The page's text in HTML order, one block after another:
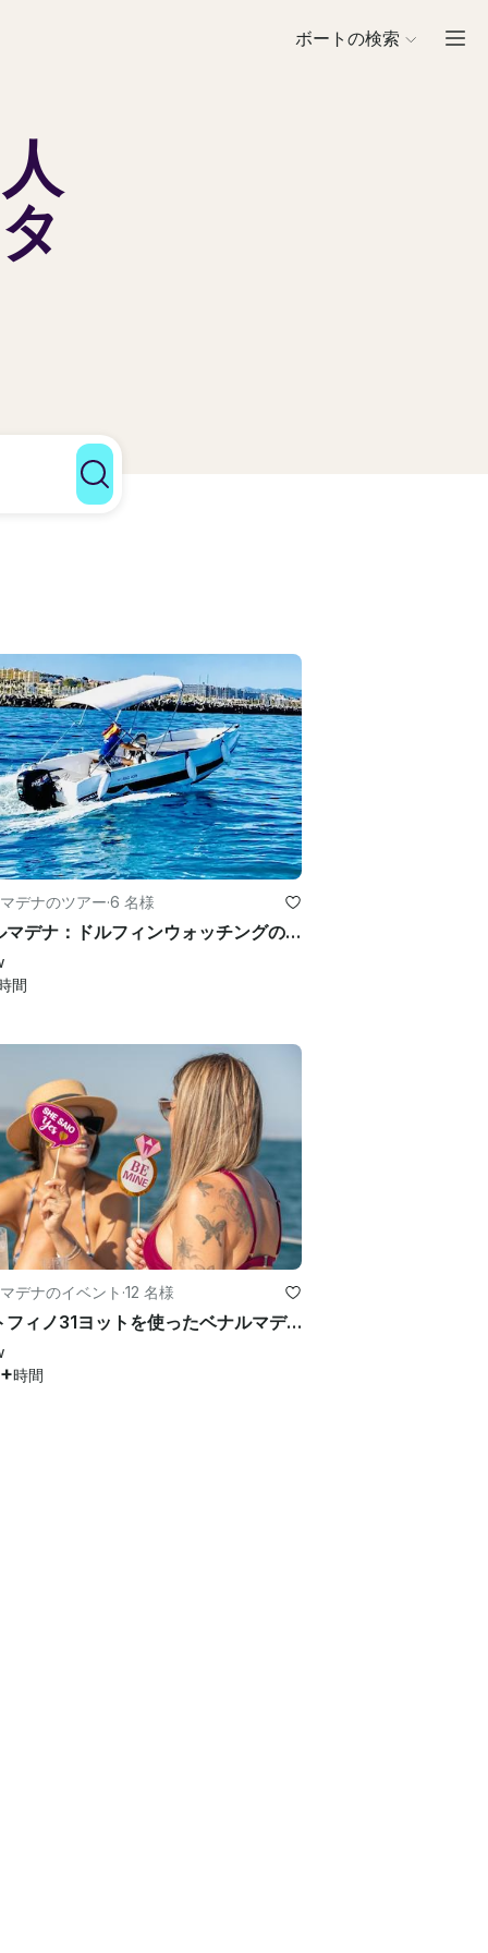
ボートの検索
デナのツアー·6 名様
ベナルマデナ：ドルフィンウォッチングのためのライセンスなしのボートレンタル
間
デナのイベント ·12 名様
ポートフィノ31ヨットを使ったベナルマデナのヘン・プライベート・ボート・パーティー
時間